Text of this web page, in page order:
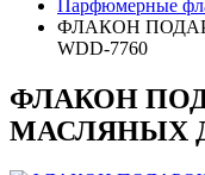
Парфюмерные
ФЛАКОН
WDD-7760
ФЛАКОН
МАСЛЯНЫХ